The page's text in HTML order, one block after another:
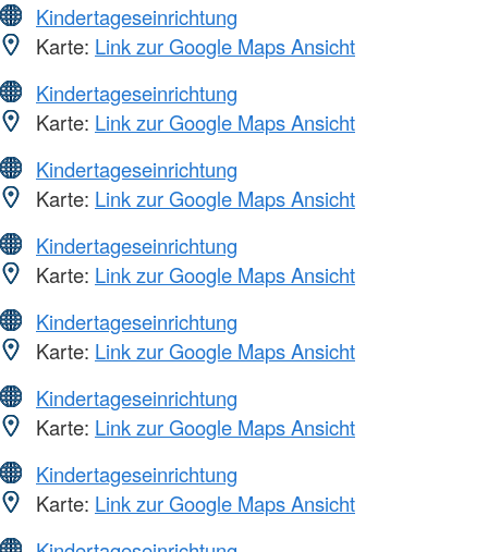
Kindertageseinrichtung
Karte: Link zur Google Maps Ansicht
Kindertageseinrichtung
Karte: Link zur Google Maps Ansicht
Kindertageseinrichtung
Karte: Link zur Google Maps Ansicht
Kindertageseinrichtung
Karte: Link zur Google Maps Ansicht
Kindertageseinrichtung
Karte: Link zur Google Maps Ansicht
Kindertageseinrichtung
Karte: Link zur Google Maps Ansicht
Kindertageseinrichtung
Karte: Link zur Google Maps Ansicht